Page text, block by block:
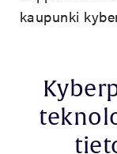
kaupunki